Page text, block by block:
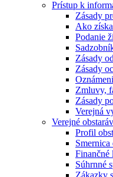
Prístup k
Zásady
Ako
Podanie
Zásady
Zásady
Zmluvy,
Zásady
Verejná
Verejné
Profil
Finančné
Súhrnné
Zákazky